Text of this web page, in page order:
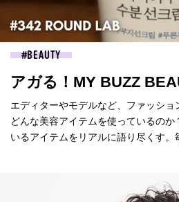
BEAUTY
アガる！MY BUZZ
エディターやモデルなど、ファッシ
どんな美容アイテムを使っているの
いるアイテムをリアルに語り尽くす。